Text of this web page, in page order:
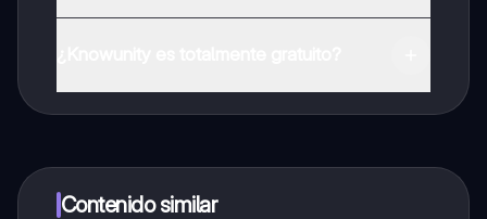
a determinadas funciones.
Contenido similar